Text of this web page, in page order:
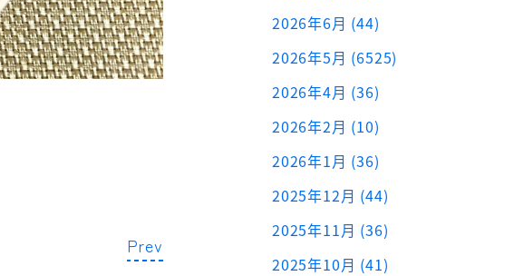
Prev
2026年6月 (44)
2026年5月 (6525)
2026年4月 (36)
2026年2月 (10)
2026年1月 (36)
2025年12月 (44)
2025年11月 (36)
2025年10月 (41)